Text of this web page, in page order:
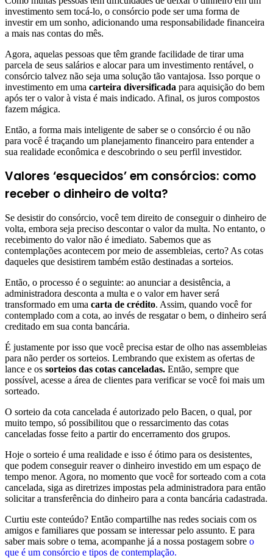
investimento sem tocá-lo, o consórcio pode ser uma forma de
investir em um sonho, adicionando uma responsabilidade financeira
a mais nas contas do mês.
Agora, aquelas pessoas que têm grande facilidade de tirar uma
parcela de seus salários e alocar para um investimento rentável, o
consórcio talvez não seja uma solução tão vantajosa. Isso porque o
investimento em uma carteira diversificada para aquisição do bem
após ter o valor à vista é mais indicado. Afinal, os juros compostos
fazem mágica.
Então, a forma mais inteligente de saber se o consórcio é ou não
para você é traçando um planejamento financeiro para entender a
sua realidade econômica e descobrindo o seu perfil investidor.
Valores ‘esquecidos’ em consórcios: como
receber o dinheiro de volta?
Se desistir do consórcio, você tem direito de conseguir o dinheiro de
volta, embora seja preciso descontar o valor da multa. No entanto, o
recebimento do valor não é imediato. Sabemos que as
contemplações acontecem por meio de assembleias, certo? As cotas
daqueles que desistirem também estão destinadas a sorteios.
Então, o processo é o seguinte: ao anunciar a desistência, a
administradora desconta a multa e o valor em haver será
transformado em uma carta de crédito. Assim, quando você for
contemplado com a cota, ao invés de resgatar o bem, o dinheiro será
creditado em sua conta bancária.
É justamente por isso que você precisa estar de olho nas assembleias
para não perder os sorteios. Lembrando que existem as ofertas de
lance e os sorteios das cotas canceladas. Então, sempre que
possível, acesse a área de clientes para verificar se você foi mais um
sorteado.
O sorteio da cota cancelada é autorizado pelo Bacen, o qual, por
muito tempo, só possibilitou que o ressarcimento das cotas
canceladas fosse feito a partir do encerramento dos grupos.
Hoje o sorteio é uma realidade e isso é ótimo para os desistentes,
que podem conseguir reaver o dinheiro investido em um espaço de
tempo menor. Agora, no momento que você for sorteado com a cota
cancelada, siga as diretrizes impostas pela administradora para então
solicitar a transferência do dinheiro para a conta bancária cadastrada.
Curtiu este conteúdo? Então compartilhe nas redes sociais com os
amigos e familiares que possam se interessar pelo assunto. E para
saber mais sobre o tema, acompanhe já a nossa postagem sobre o
que é um consórcio e tipos de contemplação.